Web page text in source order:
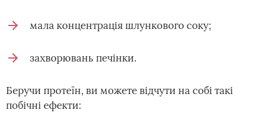
мала концентрація шлункового соку;
захворювань печінки.
Беручи протеїн, ви можете відчути на собі такі
побічні ефекти: